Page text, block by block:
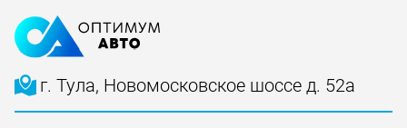
г. Тула, Новомосковское шоссе д. 52а